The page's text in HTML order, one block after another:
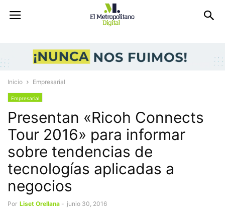
Inicio Empresarial
Empresarial
Presentan «Ricoh Connects
Tour 2016» para informar
sobre tendencias de
tecnologías aplicadas a
negocios
Por Liset Orellana - junio 30, 2016